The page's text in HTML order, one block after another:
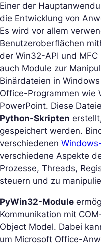
Einer der
die Entwicklung von
Es wird vor allem
Benutzeroberflächen
der Win32-API und
auch Module zur
Binärdateien in
Office-Programmen wie
PowerPoint. Diese
Python-Skripten
gespeichert werden.
verschiedenen
verschiedene Aspekte
Prozesse, Threads,
steuern und zu
PyWin32-Module
Kommunikation mit
Object Model. Dabei
um Microsoft Office-